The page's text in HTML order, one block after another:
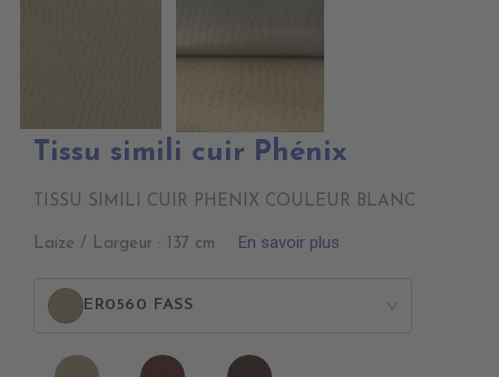
Tissu simili cuir Phénix
TISSU SIMILI CUIR PHENIX COULEUR BLANC
Laize / Largeur : 137 cm En savoir plus
ER0560 FASS >
ER0560
ER0620
ER0590